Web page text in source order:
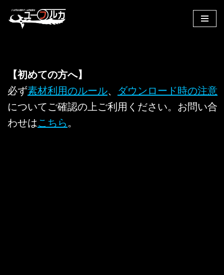
へ
キ
ッ
【初めての方へ】
必ず素材利用のルール、 ダウンロード時の注意
についてご確認の上ご利用ください。お問い合
わせはこちら 。